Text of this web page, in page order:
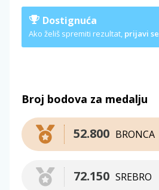
Dostignuća
Ako želiš spremiti rezultat, prijavi se
Broj bodova za medalju
BRONCA
52.800
SREBRO
72.150